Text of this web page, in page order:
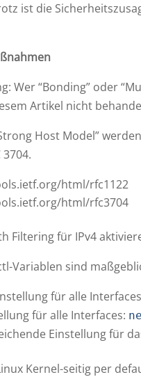
ist die
Wer “Bonding” oder
Artikel nicht
Host Model”
3704.
html/rfc1122
html/rfc3704
Filtering für IPv4
Variablen sind
für alle
für alle Interfaces:
Einstellung für
Kernel-seitig per